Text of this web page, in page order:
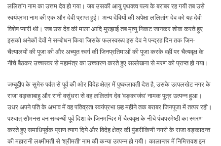
ललितांग नाम का उत्तम देव हो गया। जब उसकी आयु पृथक्त्व पल्य के बराबर रह गयी तब उसे
स्वयंप्रभा नाम की एक और देवी प्राप्त हुई। अन्य देवियों की अपेक्षा ललितांग देव को यह देवी
विशेष प्यारी थी। जब उस देव की माला आदि मुरझाई तब मृत्यु निकट जानकर शोक करते हुए
इसको अनेकों देवों ने सम्बोधन किया जिसके फलस्वरूप इस देव ने पन्द्रह दिन तक जिन-
चैत्यालयों की पूजा की और अच्युत स्वर्ग की जिनप्रतिमाओं की पूजा करके वहीं पर चैत्यवृक्ष के
नीचे बैठकर उच्चस्वर से महामंत्र का उच्चारण करते हुए सल्लेखना से मरण को प्राप्त हो गया।
जम्बूद्वीप के सुमेरु पर्वत से पूर्व की ओर विदेह क्षेत्र में पुष्कलावती देश है, उसके उत्पलखेट नगर के
राजा वङ्काबाहु और रानी वसुंधरा से वह ललितांग देव ‘वङ्काजंघ’ नामक पुत्र उत्पन्न हुआ।
उधर अपने पति के अभाव में वह पतिव्रता स्वयंप्रभा छह महीने तक बराबर जिनपूजा में तत्पर रही।
पश्चात् सौमनस वन सम्बन्धी पूर्व दिशा के जिनमन्दिर में चैत्यवृक्ष के नीचे पंचपरमेष्ठी का स्मरण
करते हुए समाधिपूर्वक प्राण त्याग दिये और विदेह क्षेत्र की पुंडरीकिणी नगरी के राजा वङ्कादन्त
की महारानी लक्ष्मीमती से ‘श्रीमती’ नाम की कन्या उत्पन्न हो गयी। कालान्तर में निमित्तवश इन